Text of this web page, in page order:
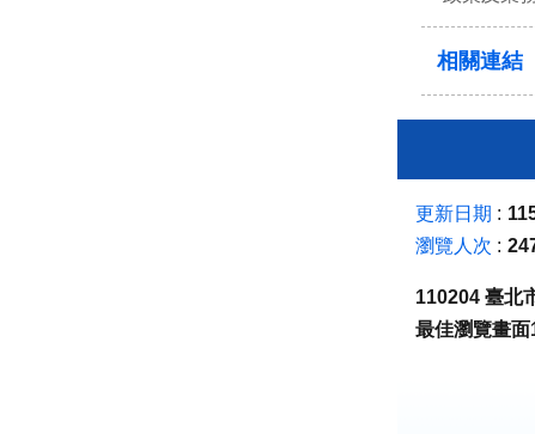
相關連結
更新日期
瀏覽人次
110204 臺北
最佳瀏覽畫